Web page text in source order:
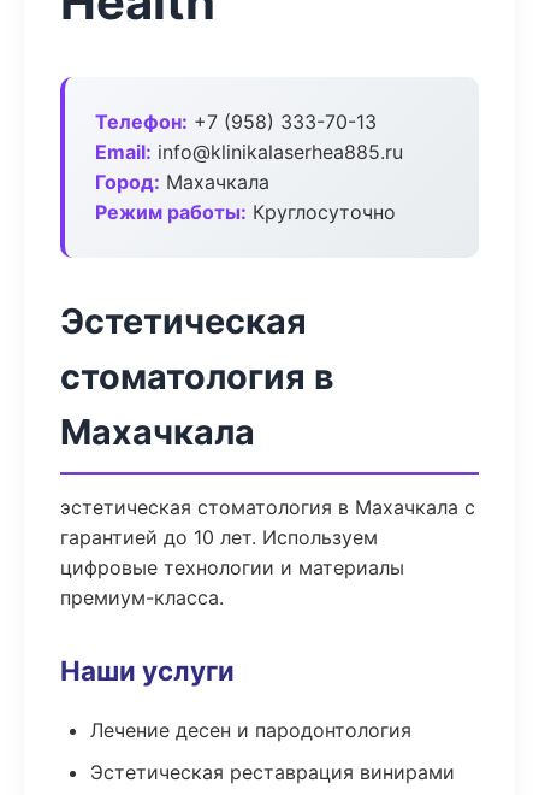
Телефон: +7 (958) 333-70-13
Email: info@klinikalaserhea885.ru
Город: Махачкала
Режим работы: Круглосуточно
Эстетическая
стоматология в
Махачкала
эстетическая стоматология в Махачкала с
гарантией до 10 лет. Используем
цифровые технологии и материалы
премиум-класса.
Наши услуги
Лечение десен и пародонтология
Эстетическая реставрация винирами